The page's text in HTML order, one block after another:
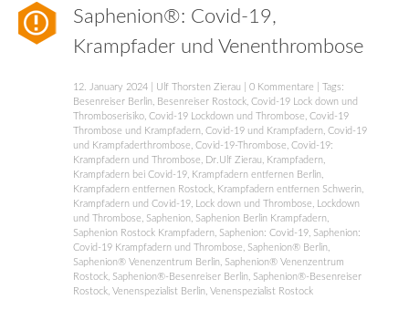
Saphenion®: Covid-19,
Krampfader und Venenthrombose
12. January 2024 Ulf Thorsten Zierau 0 Kommentare | Tags:
Besenreiser Berlin
Besenreiser Rostock Covid-19 Lock down und
Thromboserisiko Covid-19 Lockdown und Thrombose Covid-19
Thrombose und Krampfadern Covid-19 und Krampfadern Covid-19
und Krampfaderthrombose Covid-19-Thrombose Covid-19:
Krampfadern und Thrombose
Dr.Ulf Zierau Krampfadern
Krampfadern bei Covid-19
Krampfadern entfernen Berlin
Krampfadern entfernen Rostock
Krampfadern entfernen Schwerin
Krampfadern und Covid-19
Lock down und Thrombose
Lockdown
und Thrombose
Saphenion Saphenion Berlin Krampfadern
Saphenion Rostock Krampfadern Saphenion: Covid-19 Saphenion:
Covid-19 Krampfadern und Thrombose
Saphenion® Berlin
Saphenion® Venenzentrum Berlin Saphenion® Venenzentrum
Rostock Saphenion®-Besenreiser Berlin Saphenion®-Besenreiser
Rostock Venenspezialist Berlin Venenspezialist Rostock